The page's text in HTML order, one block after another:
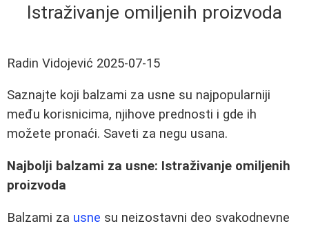
Istraživanje omiljenih proizvoda
Radin Vidojević 2025-07-15
Saznajte koji balzami za usne su najpopularniji
među korisnicima, njihove prednosti i gde ih
možete pronaći. Saveti za negu usana.
Najbolji balzami za usne: Istraživanje omiljenih
proizvoda
Balzami za usne su neizostavni deo svakodnevne